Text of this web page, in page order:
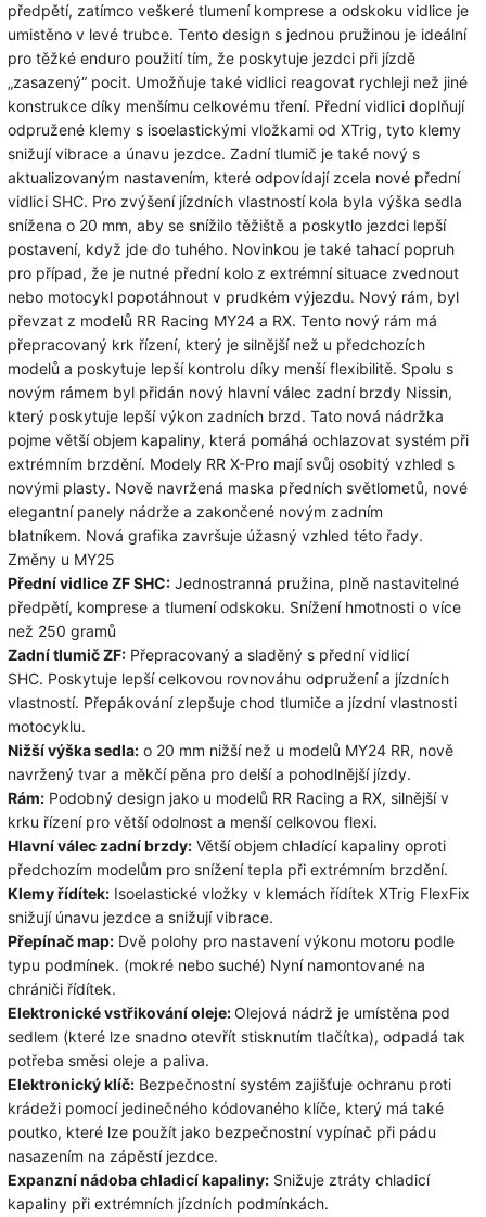
předpětí, zatímco veškeré tlumení komprese a odskoku vidlice je
umistěno v levé trubce. Tento design s jednou pružinou je ideální
pro těžké enduro použití tím, že poskytuje jezdci při jízdě
„zasazený“ pocit. Umožňuje také vidlici reagovat rychleji než jiné
konstrukce díky menšímu celkovému tření. Přední vidlici doplňují
odpružené klemy s isoelastickými vložkami od XTrig, tyto klemy
snižují vibrace a únavu jezdce. Zadní tlumič je také nový s
aktualizovaným nastavením, které odpovídají zcela nové přední
vidlici SHC. Pro zvýšení jízdních vlastností kola byla výška sedla
snížena o 20 mm, aby se snížilo těžiště a poskytlo jezdci lepší
postavení, když jde do tuhého. Novinkou je také tahací popruh
pro případ, že je nutné přední kolo z extrémní situace zvednout
nebo motocykl popotáhnout v prudkém výjezdu. Nový rám, byl
převzat z modelů RR Racing MY24 a RX. Tento nový rám má
přepracovaný krk řízení, který je silnější než u předchozích
modelů a poskytuje lepší kontrolu díky menší flexibilitě. Spolu s
novým rámem byl přidán nový hlavní válec zadní brzdy Nissin,
který poskytuje lepší výkon zadních brzd. Tato nová nádržka
pojme větší objem kapaliny, která pomáhá ochlazovat systém při
extrémním brzdění. Modely RR X-Pro mají svůj osobitý vzhled s
novými plasty. Nově navržená maska ​​předních světlometů, nové
elegantní panely nádrže a zakončené novým zadním
blatníkem. Nová grafika završuje úžasný vzhled této řady.
Změny u MY25
Přední vidlice ZF SHC: Jednostranná pružina, plně nastavitelné
předpětí, komprese a tlumení odskoku. Snížení hmotnosti o více
než 250 gramů
Zadní tlumič ZF: Přepracovaný a sladěný s přední vidlicí
SHC. Poskytuje lepší celkovou rovnováhu odpružení a jízdních
vlastností. Přepákování zlepšuje chod tlumiče a jízdní vlastnosti
motocyklu.
Nižší výška sedla: o 20 mm nižší než u modelů MY24 RR, nově
navržený tvar a měkčí pěna pro delší a pohodlnější jízdy.
Rám: Podobný design jako u modelů RR Racing a RX, silnější v
krku řízení pro větší odolnost a menší celkovou flexi.
Hlavní válec zadní brzdy: Větší objem chladící kapaliny oproti
předchozím modelům pro snížení tepla při extrémním brzdění.
Klemy řídítek: Isoelastické vložky v klemách řídítek XTrig FlexFix
snižují únavu jezdce a snižují vibrace.
Přepínač map: Dvě polohy pro nastavení výkonu motoru podle
typu podmínek. (mokré nebo suché) Nyní namontované na
chrániči řídítek.
Elektronické vstřikování oleje:Olejová nádrž je umístěna pod
sedlem (které lze snadno otevřít stisknutím tlačítka), odpadá tak
potřeba směsi oleje a paliva.
Elektronický klíč: Bezpečnostní systém zajišťuje ochranu proti
krádeži pomocí jedinečného kódovaného klíče, který má také
poutko, které lze použít jako bezpečnostní vypínač při pádu
nasazením na zápěstí jezdce.
Expanzní nádoba chladicí kapaliny: Snižuje ztráty chladicí
kapaliny při extrémních jízdních podmínkách.